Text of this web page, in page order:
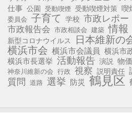
仕事 公園 受動喫煙 受動喫煙対策 喫
委員会 子育て 学校 市政レポー
市政報告会 市政相談会 建築 情報
新型コロナウイルス 日本維新の
横浜市会 横浜市会議員 横浜市
横浜市長選挙 活動報告 演説 物
神奈川維新の会 行政 視察 説明責任
質問 道路 選挙 防災 鶴見区